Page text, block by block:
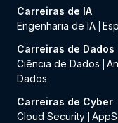
Carreiras de IA
Engenharia de IA
Carreiras de Dados
Ciência de Dados
Dados
Carreiras de Cyber
Cloud Security